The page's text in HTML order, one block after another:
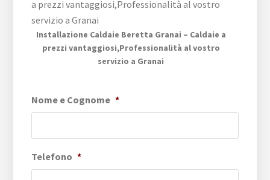
Installazione Caldaie Beretta Granai – Caldaie a
prezzi vantaggiosi,Professionalità al vostro
servizio a Granai
Nome e Cognome *
Telefono *